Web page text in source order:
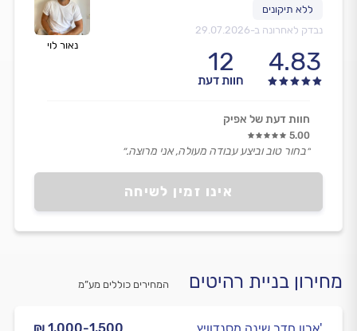
נאור לוי
נבדק לאחרונה ב-29.07.2026
4.83
12
חוות דעת
אינו זמין לשיחה
חוות דעת של אפיק
5.00
״בחור טוב וביצע עבודה מעולה, אני מרוצה.״
מחירון בניית רהיטים המחירים כוללים מע”מ